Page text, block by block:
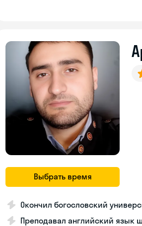
Выбрать время
Окончил богословский
Преподавал английский язык